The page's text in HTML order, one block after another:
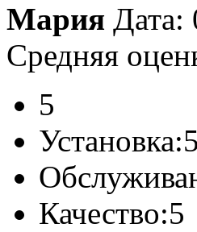
Мария Дата:
Средняя
5
Установка:5
Качество:5